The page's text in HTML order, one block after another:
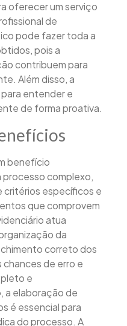
oferecer um serviço
de
pode fazer toda a
pois a
contribuem para
Além disso, a
entender e
de forma proativa.
benefício
processo complexo,
critérios específicos e
que comprovem
atua
da
correto dos
chances de erro e
e
a elaboração de
é essencial para
do processo. A